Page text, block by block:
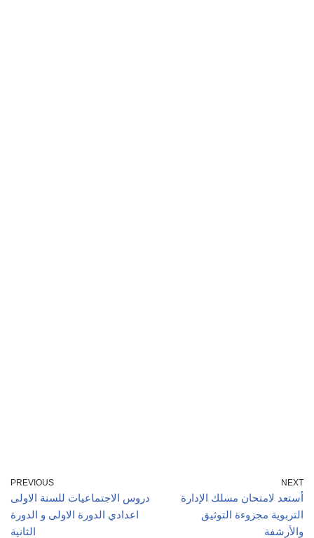
PREVIOUS
دروس الاجتماعيات للسنة الاولى
اعدادي الدورة الاولى و الدورة
الثانية
NEXT
أستعد لامتحان مسلك الإدارة
التربوية مجزوءة التوثيق
والأرشفة